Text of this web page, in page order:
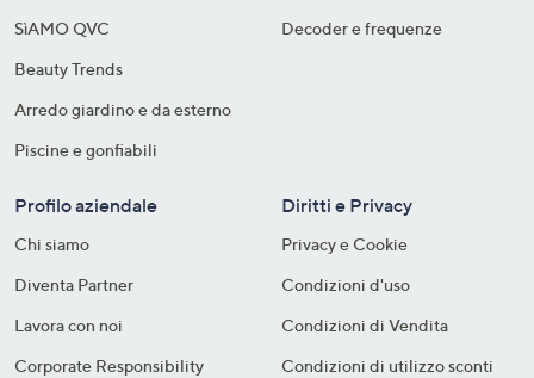
SìAMO QVC
Beauty Trends
Arredo giardino e da esterno
Piscine e gonfiabili
Decoder e frequenze​
Profilo aziendale
Chi siamo
Diventa Partner
Lavora con noi
Corporate Responsibility
Diritti e Privacy
Privacy e Cookie
Condizioni d'uso
Condizioni di Vendita
Condizioni di utilizzo sconti